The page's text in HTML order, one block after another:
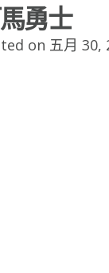
勇士
on 五月 30,